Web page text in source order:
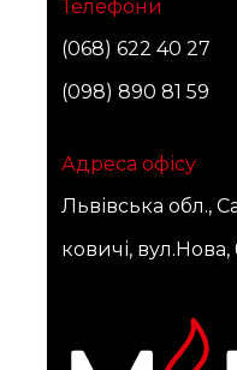
Телефони
(068) 622 40 27
(098) 890 81 59
Адреса офісу
Львівська обл.,
ковичі, вул.Нова,